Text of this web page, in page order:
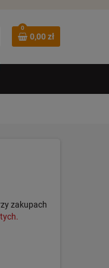
0
0,00 zł
zakupach